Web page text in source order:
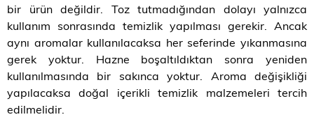
bir ürün değildir. Toz tutmadığından dolayı yalnızca
kullanım sonrasında temizlik yapılması gerekir. Ancak
aynı aromalar kullanılacaksa her seferinde yıkanmasına
gerek yoktur. Hazne boşaltıldıktan sonra yeniden
kullanılmasında bir sakınca yoktur. Aroma değişikliği
yapılacaksa doğal içerikli temizlik malzemeleri tercih
edilmelidir.